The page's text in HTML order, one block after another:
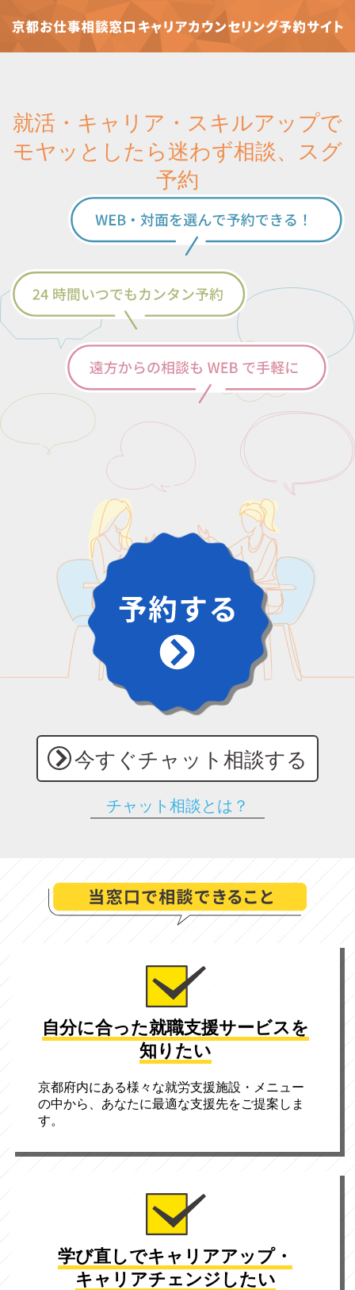
就活・キャリア・スキルアップで
モヤッとしたら迷わず相談、スグ
予約
今すぐチャット相談する
チャット相談とは？
自分に合った就職支援サービスを
知りたい
京都府内にある様々な就労支援施設・メニュー
の中から、あなたに最適な支援先をご提案しま
す。
学び直しでキャリアアップ・
キャリアチェンジしたい